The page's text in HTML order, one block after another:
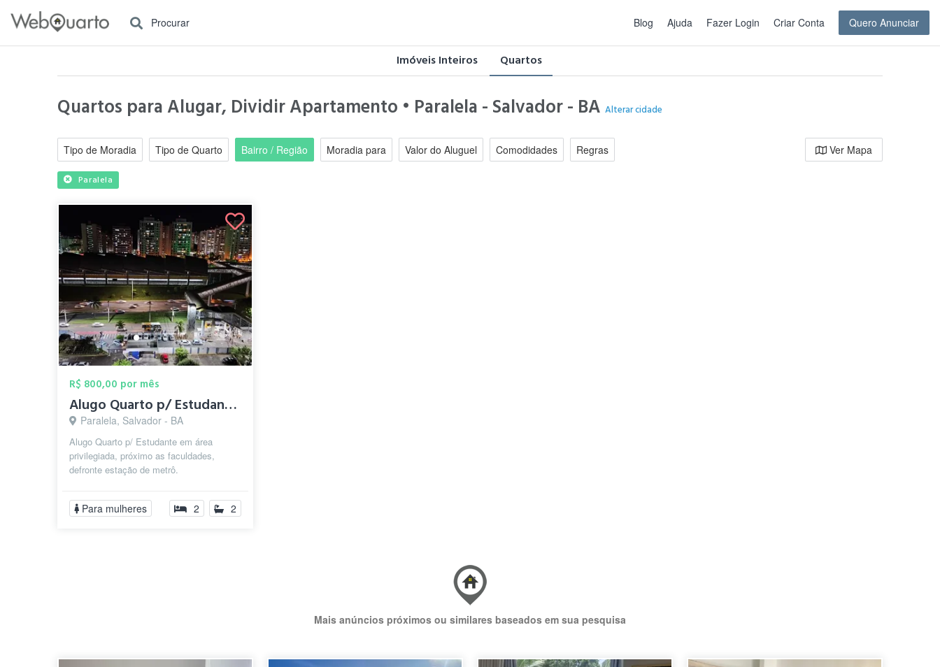
Procurar Blog Ajuda Fazer Login Criar Conta Quero Anunciar
Imóveis Inteiros Quartos
Quartos para Alugar, Dividir Apartamento • Paralela - Salvador - BAAlterar cidade
Tipo de Moradia Tipo de Quarto Bairro / Região Moradia para Valor do Aluguel Comodidades Regras Ver Mapa
Paralela
R$ 800,00 por mês
Alugo Quarto p/ Estudante Próx as Faculd...
Paralela, Salvador - BA
Alugo Quarto p/ Estudante em área
privilegiada, próximo as faculdades,
defronte estação de metrô.
Para mulheres 2 2
Mais anúncios próximos ou similares baseados em sua pesquisa